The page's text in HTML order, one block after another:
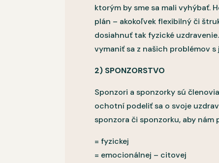
ktorým by sme sa mali vyhýbať.
plán – akokoľvek flexibilný či
dosiahnuť tak fyzické
vymaniť sa z našich problémov
2) SPONZORSTVO
Sponzori a sponzorky sú
ochotní podeliť sa o svoje
sponzora či sponzorku, aby
= fyzickej
= emocionálnej – citovej